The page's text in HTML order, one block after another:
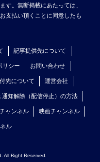
す。無断掲載にあたっては、
支払い頂くことに同意したも
記事提供先について
リシー お問い合わせ
先について 運営会社
通知解除（配信停止）の方法
ャンネル 映画チャンネル
ル
All Right Reserved.